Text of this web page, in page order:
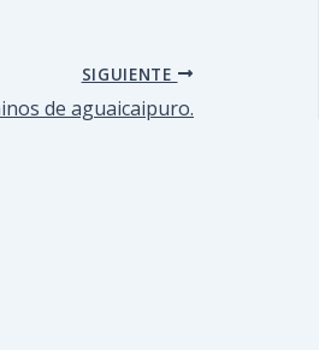
SIGUIENTE
de aguaicaipuro.